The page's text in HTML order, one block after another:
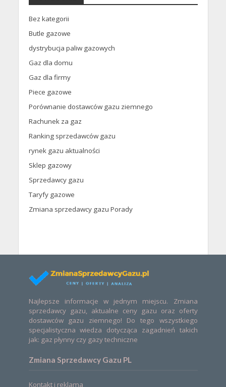
Bez kategorii
Butle gazowe
dystrybucja paliw gazowych
Gaz dla domu
Gaz dla firmy
Piece gazowe
Porównanie dostawców gazu ziemnego
Rachunek za gaz
Ranking sprzedawców gazu
rynek gazu aktualności
Sklep gazowy
Sprzedawcy gazu
Taryfy gazowe
Zmiana sprzedawcy gazu Porady
Najlepsze informacje w jednym miejscu. Zmiana
sprzedawcy gazu, aktualne ceny gazu oraz oferty
dostawców gazu ziemnego! Do tego wszystkiego
specjalistyczna wiedza dotycząca zagadnień takich
jak: gaz płynny czy gazy techniczne
Zmiana Sprzedawcy Gazu PL
Kontakt i reklama